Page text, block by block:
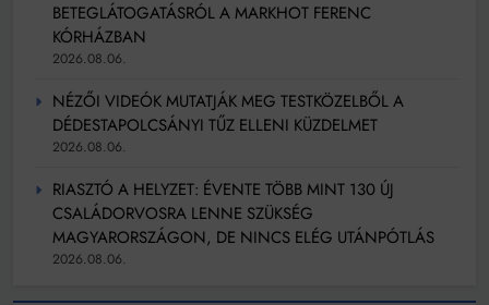
BETEGLÁTOGATÁSRÓL A MARKHOT FERENC
KÓRHÁZBAN
2026.08.06.
NÉZŐI VIDEÓK MUTATJÁK MEG TESTKÖZELBŐL A
DÉDESTAPOLCSÁNYI TŰZ ELLENI KÜZDELMET
2026.08.06.
RIASZTÓ A HELYZET: ÉVENTE TÖBB MINT 130 ÚJ
CSALÁDORVOSRA LENNE SZÜKSÉG
MAGYARORSZÁGON, DE NINCS ELÉG UTÁNPÓTLÁS
2026.08.06.